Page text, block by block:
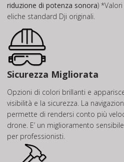
riduzione di potenza sonora)
eliche standard Dji originali.
Sicurezza Migliorata
Opzioni di colori brillanti e
visibilità e la sicurezza. La
permette di rendersi conto più
drone. E’ un miglioramento
per professionisti.